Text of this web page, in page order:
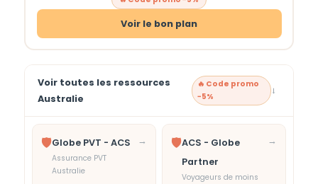
Voir le bon plan
Voir toutes les ressources
Australie
🔥 Code promo
−5%
→
🛡️Globe PVT - ACS
Assurance PVT
Australie
→ 🛡️ACS - Globe
Partner
Voyageurs de moins
→